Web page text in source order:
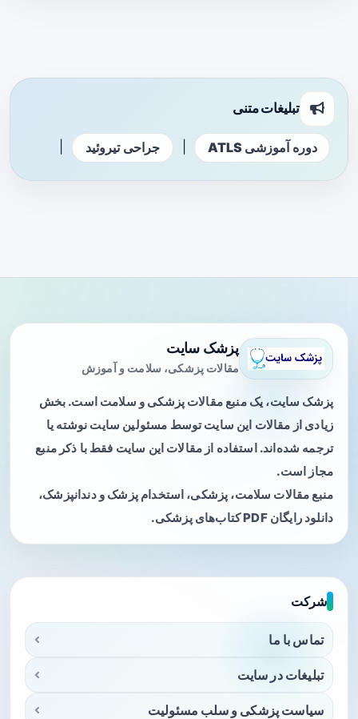
تبلیغات متنی
دوره آموزشی ATLS جراحی تیروئید
پزشک سایت
مقالات پزشکی، سلامت و آموزش
پزشک سایت، یک منبع مقالات پزشکی و سلامت است. بخش
زیادی از مقالات این سایت توسط مسئولین سایت نوشته یا
ترجمه شده‌اند. استفاده از مقالات این سایت فقط با ذکر منبع
مجاز است.
منبع مقالات سلامت، پزشکی، استخدام پزشک و دندانپزشک،
دانلود رایگان PDF کتاب‌های پزشکی.
شرکت
تماس با ما
تبلیغات در سایت
سیاست پزشکی و سلب مسئولیت